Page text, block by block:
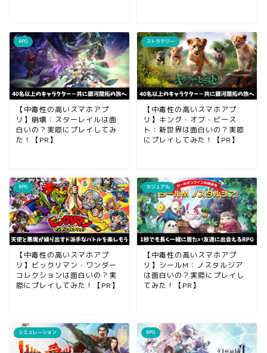
RPG
【中毒性の高いスマホアプ
リ】崩壊：スターレイルは面
白いの？実際にプレイしてみ
た！【PR】
ストラテジー
【中毒性の高いスマホアプ
リ】キング・オブ・ビース
ト：新世界は面白いの？実際
にプレイしてみた！【PR】
RPG
【中毒性の高いスマホアプ
リ】ビックリマン・ワンダー
コレクションは面白いの？実
際にプレイしてみた！【PR】
カジュアル
【中毒性の高いスマホアプ
リ】シールM：ノスタルジア
は面白いの？実際にプレイし
てみた！【PR】
シミュレーション RPG